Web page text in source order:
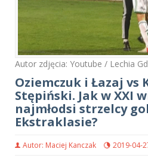
Autor zdjęcia: Youtube / Lechia
Oziemczuk i Łazaj vs
Stępiński. Jak w XXI
najmłodsi strzelcy
Ekstraklasie?
Autor: Maciej Kanczak 2019-04-